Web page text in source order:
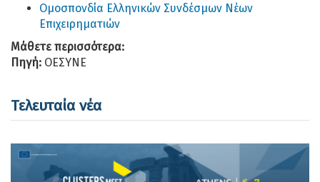
Ομοσπονδία Ελληνικών Συνδέσμων Νέων
Επιχειρηματιών
Μάθετε περισσότερα:
Πηγή: ΟΕΣΥΝΕ
Τελευταία νέα